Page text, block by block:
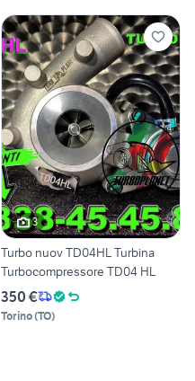
3
Turbo nuov TD04HL Turbina
Turbocompressore TD04 HL
350 €
Torino(TO)